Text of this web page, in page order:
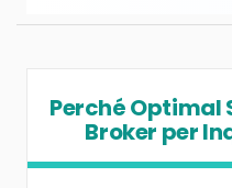
Perché Optimal
Broker per